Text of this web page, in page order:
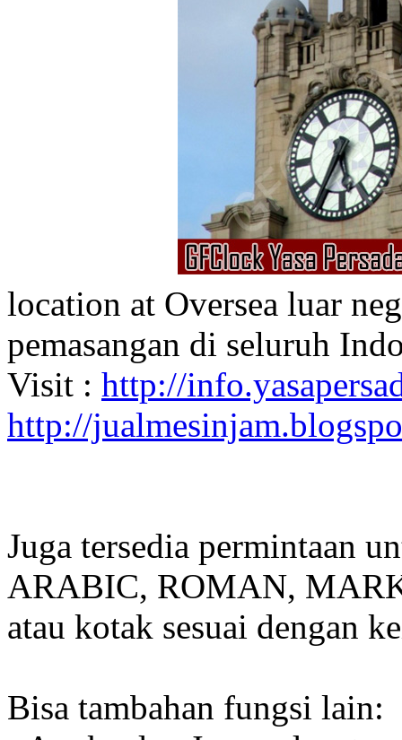
location at Oversea luar
pemasangan di seluruh
Visit : http://
http://
Juga tersedia permintaan
ARABIC, ROMAN,
atau kotak sesuai dengan
Bisa tambahan fungsi lain: